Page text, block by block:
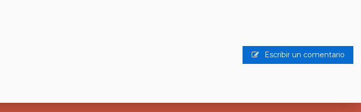
Escribir un comentario